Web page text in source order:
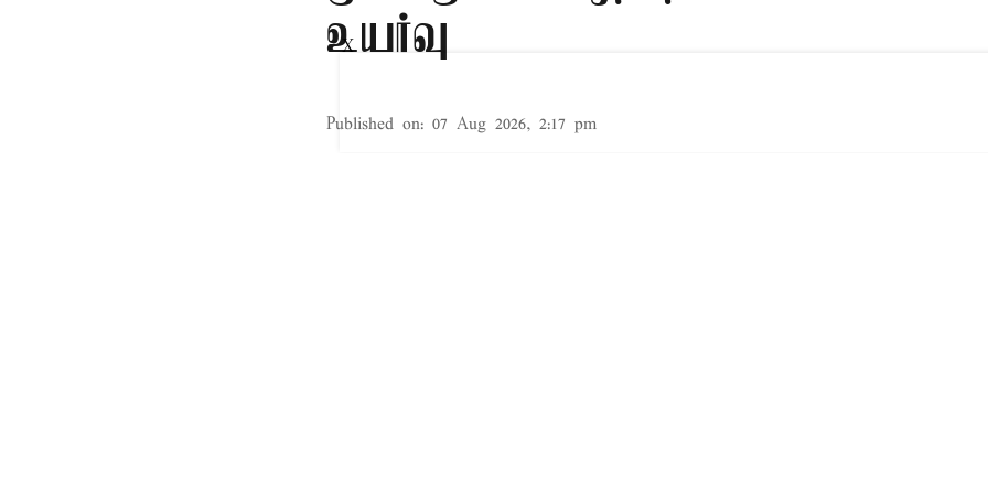
உயர்வு
Published on: 07 Aug 2026, 2:17 pm
X